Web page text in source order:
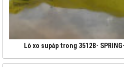
Lò xo supáp trong 3512B-